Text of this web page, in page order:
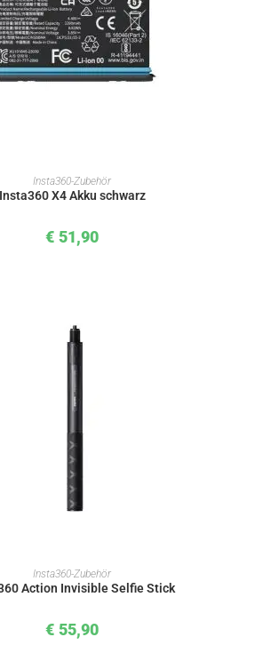
IN DEN WARENKORB
Insta360-Zubehör
Insta360 X4 Akku schwarz
€ 51,90
IN DEN WARENKORB
Insta360-Zubehör
Action Invisible Selfie Stick
€ 55,90